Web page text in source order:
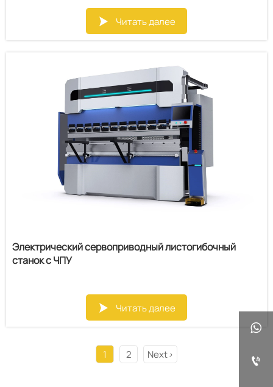
 Читать далее
Электрический сервоприводный листогибочный
станок с ЧПУ
 Читать далее
1 2 Next>

